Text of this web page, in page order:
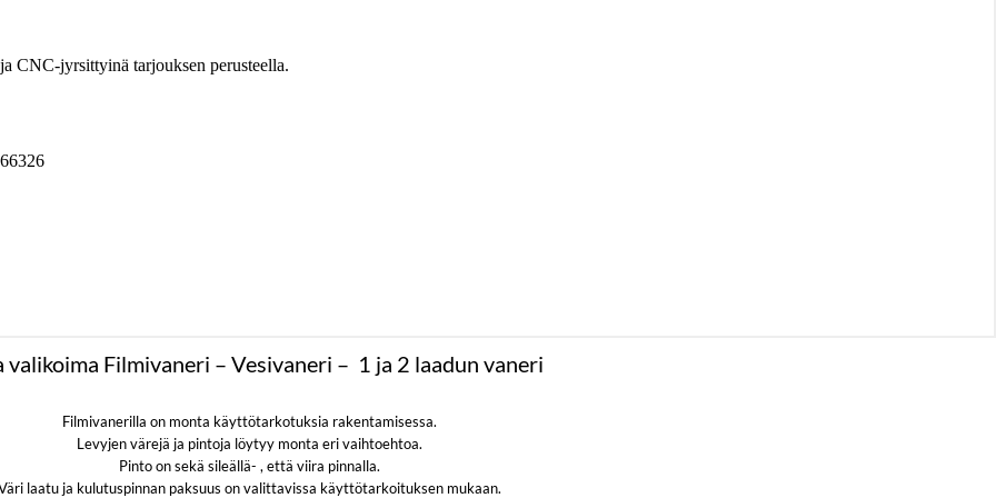
valikoima Filmivaneri – Vesivaneri – 1 ja 2 laadun vaneri
Filmivanerilla on monta käyttötarkotuksia rakentamisessa.
Levyjen värejä ja pintoja löytyy monta eri vaihtoehtoa.
Pinto on sekä sileällä- , että viira pinnalla.
laatu ja kulutuspinnan paksuus on valittavissa käyttötarkoituksen mukaan.